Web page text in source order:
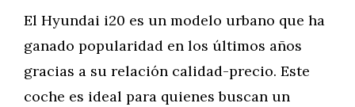
El Hyundai i20 es un modelo urbano que ha
ganado popularidad en los últimos años
gracias a su relación calidad-precio. Este
coche es ideal para quienes buscan un